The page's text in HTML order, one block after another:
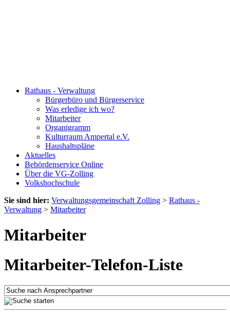
Rathaus - Verwaltung
Bürgerbüro und Bürgerservice
Was erledige ich wo?
Mitarbeiter
Organigramm
Kulturraum Ampertal e.V.
Haushaltspläne
Aktuelles
Behördenservice Online
Über die VG-Zolling
Volkshochschule
Sie sind hier: Verwaltungsgemeinschaft Zolling > Rathaus -
Verwaltung > Mitarbeiter
Mitarbeiter
Mitarbeiter-Telefon-Liste